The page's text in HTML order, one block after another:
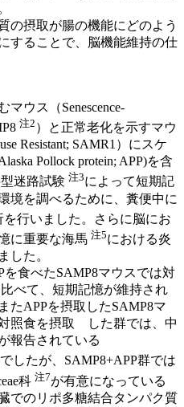
摂取が腸の機能にどのよう
することで、脳機能維持の仕
ウス（Senescence-
注2 ）と正常老化を示すマウ
Resistant; SAMR1）にスケ
Pollock protein; APP)を含
迷路試験 注3によって短期記
境を調べるために、糞便中に
を行いました。さらに脳にお
に重要な海馬 注5における炎
した。
食べたSAMP8マウスでは対
べて、短期記憶が維持され
たAPPを摂取したSAMP8マ
照食を摂取 した群では、中
報告されている
したが、SAMP8+APP群では
科 注7が有意になっている
でのリポ多糖結合タンパク質